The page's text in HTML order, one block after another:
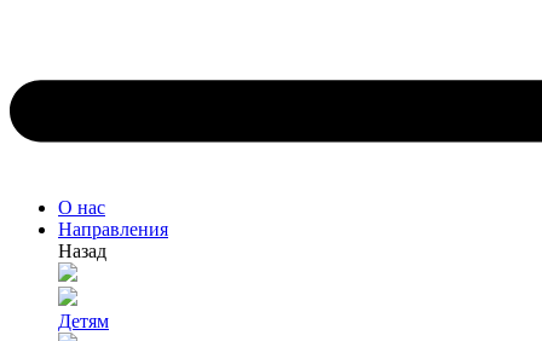
О нас
Направления
Назад
Детям